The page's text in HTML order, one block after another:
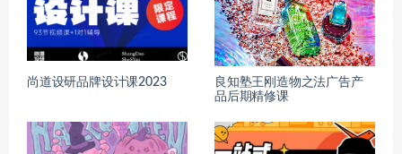
尚道设研品牌设计课2023
良知塾王刚造物之法广告产
品后期精修课